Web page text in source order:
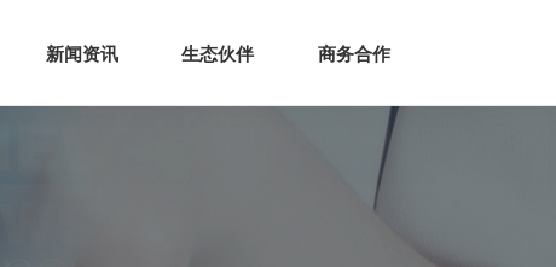
态 商业服务 新闻资讯 生态伙伴
新闻资讯 生态伙伴 商务合作